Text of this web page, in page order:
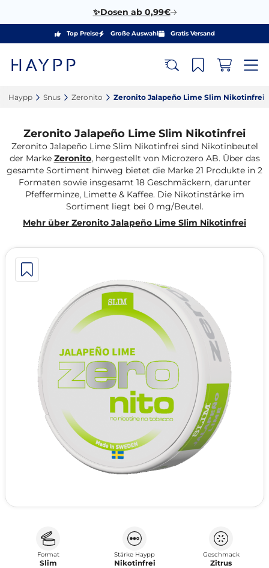
✨Dosen ab 0,99€
Top Preise Große Auswahl Gratis Versand
Haypp‎ Snus‎ Zeronito‎ Zeronito Jalapeño Lime Slim Nikotinfrei‎
Zeronito Jalapeño Lime Slim Nikotinfrei
Zeronito Jalapeño Lime Slim Nikotinfrei sind Nikotinbeutel
der Marke Zeronito, hergestellt von Microzero AB. Über das
gesamte Sortiment hinweg bietet die Marke 21 Produkte in 2
Formaten sowie insgesamt 18 Geschmäckern, darunter
Pfefferminze, Limette & Kaffee. Die Nikotinstärke im
Sortiment liegt bei 0 mg/Beutel.
Mehr über Zeronito Jalapeño Lime Slim Nikotinfrei
Format
Slim
Stärke Haypp
Nikotinfrei
Geschmack
Zitrus